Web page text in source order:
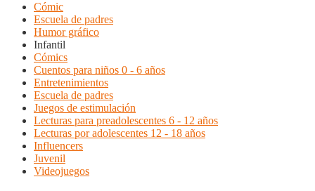
Cómic
Escuela de padres
Humor gráfico
Infantil
Cómics
Cuentos para niños 0 - 6 años
Entretenimientos
Escuela de padres
Juegos de estimulación
Lecturas para preadolescentes 6 - 12 años
Lecturas por adolescentes 12 - 18 años
Influencers
Juvenil
Videojuegos